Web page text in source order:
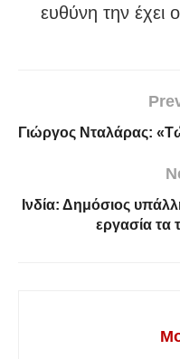
ευθύνη την
Γιώργος Νταλάρας:
Ινδία: Δημόσιος
εργασία τα